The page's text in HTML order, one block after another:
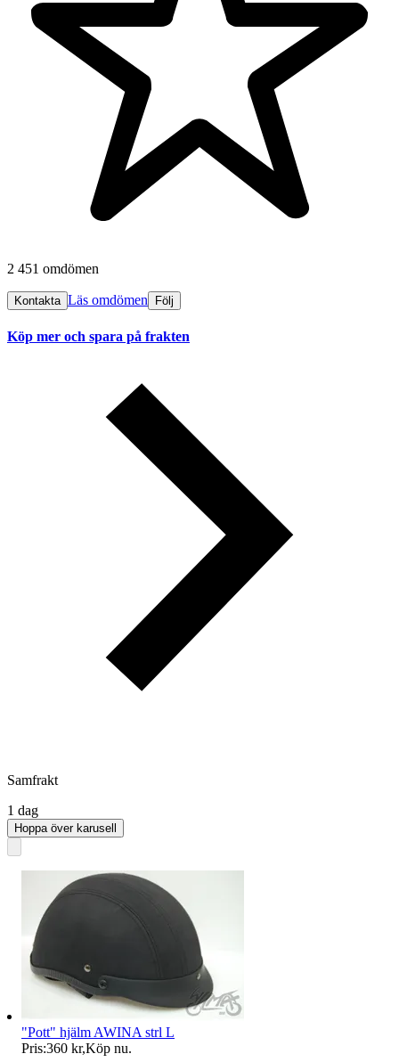
2 451 omdömen
Kontakta Läs omdömen Följ
Köp mer och spara på frakten
Samfrakt
1 dag
Hoppa över karusell
"Pott" hjälm AWINA strl L
Pris:360 kr,Köp nu.